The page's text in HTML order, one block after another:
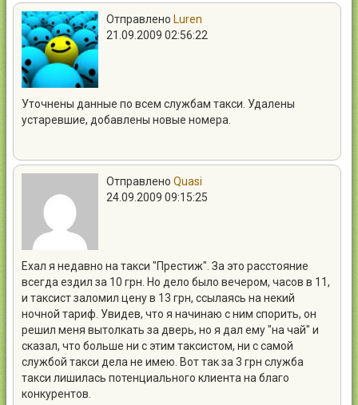
Отправлено Luren
21.09.2009 02:56:22
Уточнены данные по всем службам такси. Удалены
устаревшие, добавлены новые номера.
Отправлено Quasi
24.09.2009 09:15:25
Ехал я недавно на такси "Престиж". За это расстояние
всегда ездил за 10 грн. Но дело было вечером, часов в 11,
и таксист заломил цену в 13 грн, ссылаясь на некий
ночной тариф. Увидев, что я начинаю с ним спорить, он
решил меня вытолкать за дверь, но я дал ему "на чай" и
сказал, что больше ни с этим таксистом, ни с самой
службой такси дела не имею. Вот так за 3 грн служба
такси лишилась потенциального клиента на благо
конкурентов.